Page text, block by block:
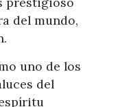
del mundo,
uno de los
del